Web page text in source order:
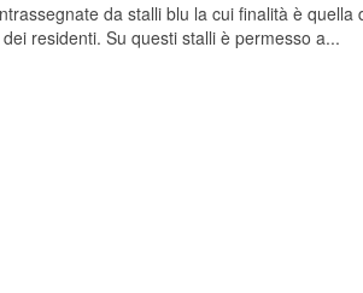
da stalli blu la cui finalità è quella
residenti. Su questi stalli è permesso a...